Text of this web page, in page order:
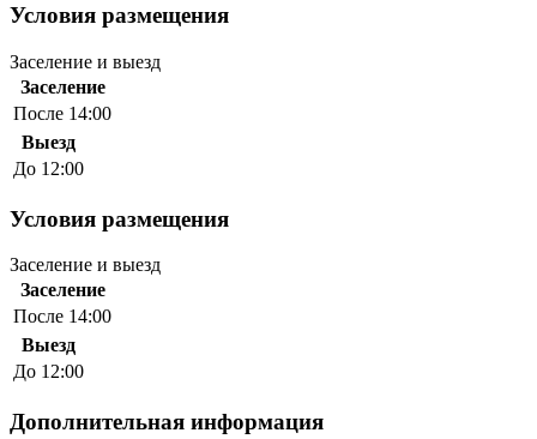
Условия размещения
Заселение и выезд
Заселение
После 14:00
Выезд
До 12:00
Условия размещения
Заселение и выезд
Заселение
После 14:00
Выезд
До 12:00
Дополнительная информация